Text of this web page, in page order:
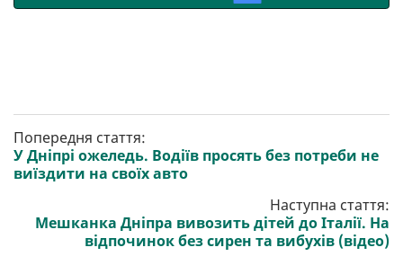
Попередня стаття:
У Дніпрі ожеледь. Водіїв просять без потреби не
виїздити на своїх авто
Наступна стаття:
Мешканка Дніпра вивозить дітей до Італії. На
відпочинок без сирен та вибухів (відео)